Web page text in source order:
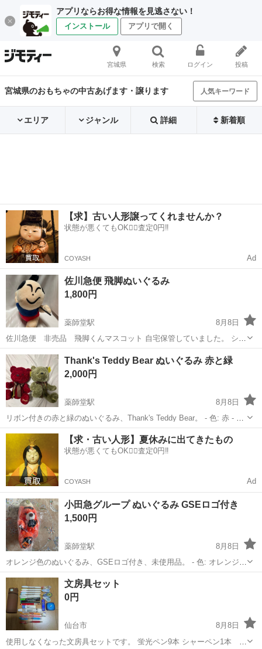
アプリならお得な情報を見逃さない！
インストール アプリで開く
宮城県 検索 ログイン 投稿
宮城県のおもちゃの中古あげます・譲ります 人気キーワード
エリア ジャンル 詳細 新着順
【求】古い人形譲ってくれませんか？
状態が悪くてもOK🙆‍♀️査定0円‼️
COYASH Ad
佐川急便 飛脚ぬいぐるみ
1,800円
薬師堂駅
8月8日
佐川急便 非売品 飛脚くんマスコット 自宅保管していました。 シミ
などは無いと思います
宮城 仙台市 マスコット
Thank's Teddy Bear ぬいぐるみ 赤と緑
2,000円
薬師堂駅
8月8日
リボン付きの赤と緑のぬいぐるみ、Thank's Teddy Bear。 - 色: 赤 - 色:
緑 - 特徴: リボン付き - 特徴: ぬいぐるみ - ブランド: Thank's Teddy
Bear 比較的に綺麗だと思...
宮城 仙台市 薬師堂駅 おもちゃ ブランド
【求・古い人形】夏休みに出てきたもの
状態が悪くてもOK🙆‍♀️査定0円‼️
COYASH Ad
小田急グループ ぬいぐるみ GSEロゴ付き
1,500円
薬師堂駅
8月8日
オレンジ色のぬいぐるみ、GSEロゴ付き、未使用品。 - 色: オレンジ -
ブランド名: 小田急グループ - 特徴: GSEロゴ付き - 状態: 未使用（袋
入り） 新品未使用ですが経年劣化はあります
宮城 仙台市 薬師堂駅
文房具セット
0円
仙台市
8月8日
使用しなくなった文房具セットです。 蛍光ペン9本 シャーペン1本 セ